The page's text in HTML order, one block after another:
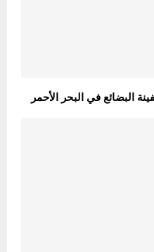
البضائع في البحر الأحمر